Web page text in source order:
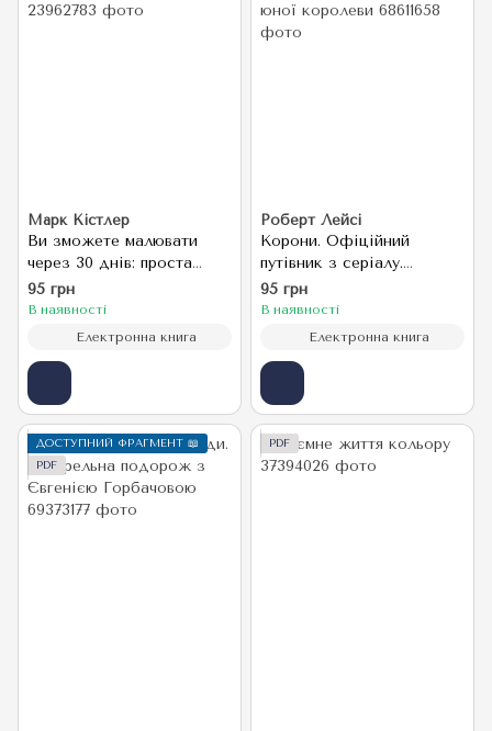
Марк Кістлер
Ви зможете малювати
через 30 днів: проста
покрокова система,
перевірена практикою
95 грн
В наявності
Електронна книга
Роберт Лейсі
Корони. Офіційний
путівник з серіалу.
Єлизавета II та Уїнстон
Черчілль. Становлення
юної королеви
95 грн
В наявності
Електронна книга
ДОСТУПНИЙ ФРАГМЕНТ 📖
PDF
PDF